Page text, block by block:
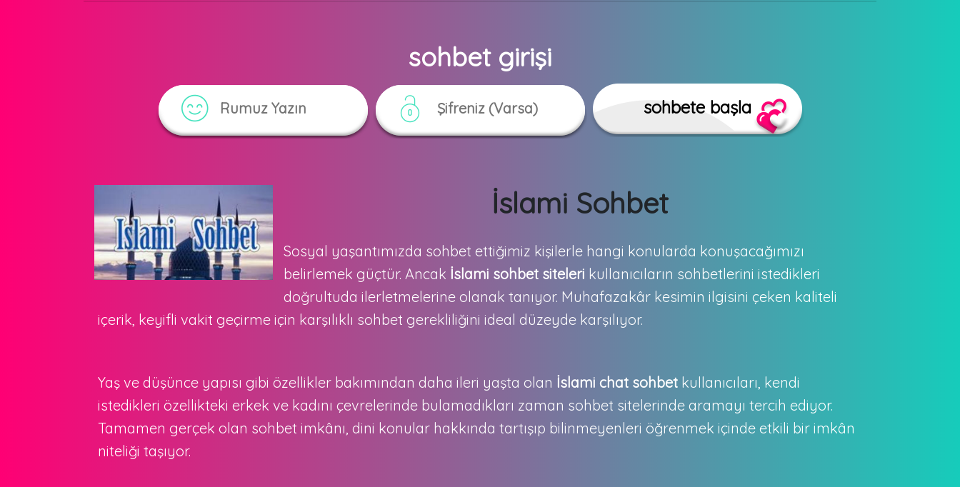
sohbet girişi
İslami Sohbet
Sosyal yaşantımızda sohbet ettiğimiz kişilerle hangi konularda konuşacağımızı
belirlemek güçtür. Ancak İslami sohbet siteleri kullanıcıların sohbetlerini istedikleri
doğrultuda ilerletmelerine olanak tanıyor. Muhafazakâr kesimin ilgisini çeken kaliteli
içerik, keyifli vakit geçirme için karşılıklı sohbet gerekliliğini ideal düzeyde karşılıyor.
Yaş ve düşünce yapısı gibi özellikler bakımından daha ileri yaşta olan İslami chat sohbet kullanıcıları, kendi
istedikleri özellikteki erkek ve kadını çevrelerinde bulamadıkları zaman sohbet sitelerinde aramayı tercih ediyor.
Tamamen gerçek olan sohbet imkânı, dini konular hakkında tartışıp bilinmeyenleri öğrenmek içinde etkili bir imkân
niteliği taşıyor.